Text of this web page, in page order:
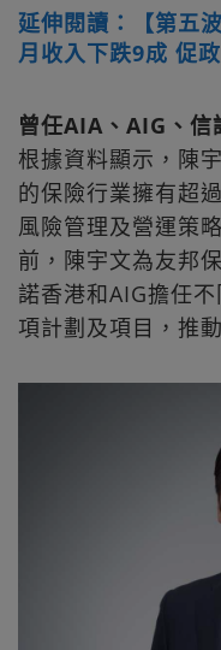
延伸閱讀：【第五
月收入下跌9成 促
曾任AIA、AIG、信
根據資料顯示，陳
的保險行業擁有超
風險管理及營運策
前，陳宇文為友邦
諾香港和AIG擔任
項計劃及項目，推